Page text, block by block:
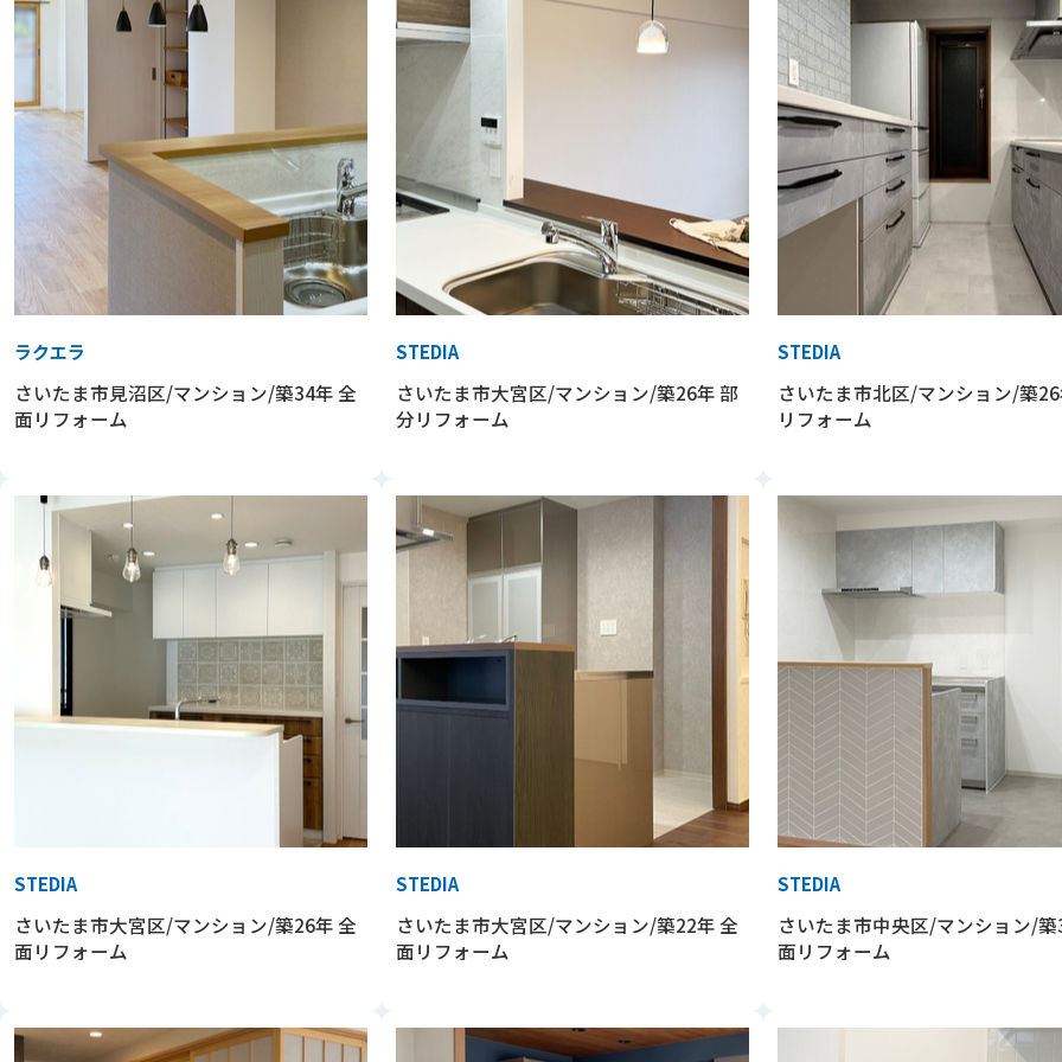
ラクエラ
さいたま市見沼区/マンション/築34年 全
面リフォーム
STEDIA
さいたま市大宮区/マンション/築26年 部
分リフォーム
STEDIA
さいたま市北区/マンション/築
リフォーム
STEDIA
さいたま市大宮区/マンション/築26年 全
面リフォーム
STEDIA
さいたま市大宮区/マンション/築22年 全
面リフォーム
STEDIA
さいたま市中央区/マンション/築
面リフォーム